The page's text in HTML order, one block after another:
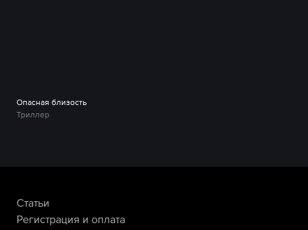
Опасная близость
Триллер
Статьи
Регистрация и оплата